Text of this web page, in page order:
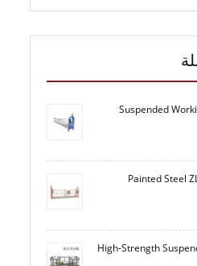
Suspended
Painted Steel
High-Strength